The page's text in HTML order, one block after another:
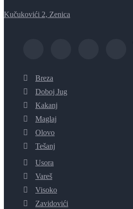
Kučukovići 2, Zenica
Breza
Doboj Jug
Kakanj
Maglaj
Olovo
Tešanj
Usora
Vareš
Visoko
Zavidovići